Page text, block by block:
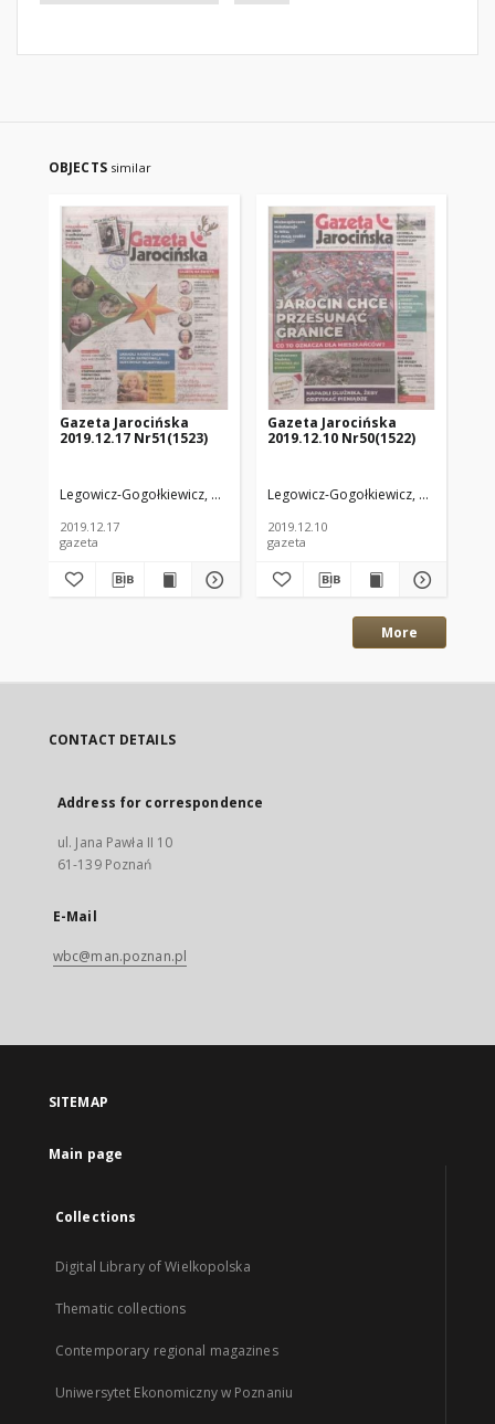
OBJECTS similar
Gazeta Jarocińska
2019.12.17 Nr51(1523)
Legowicz-Gogołkiewicz, Anna. Red.
2019.12.17
gazeta
Gazeta Jarocińska
2019.12.10 Nr50(1522)
Legowicz-Gogołkiewicz, Anna. Red.
2019.12.10
gazeta
More
CONTACT DETAILS
Address for correspondence
ul. Jana Pawła II 10
61-139 Poznań
E-Mail
wbc@man.poznan.pl
SITEMAP
Main page
Collections
Digital Library of Wielkopolska
Thematic collections
Contemporary regional magazines
Uniwersytet Ekonomiczny w Poznaniu